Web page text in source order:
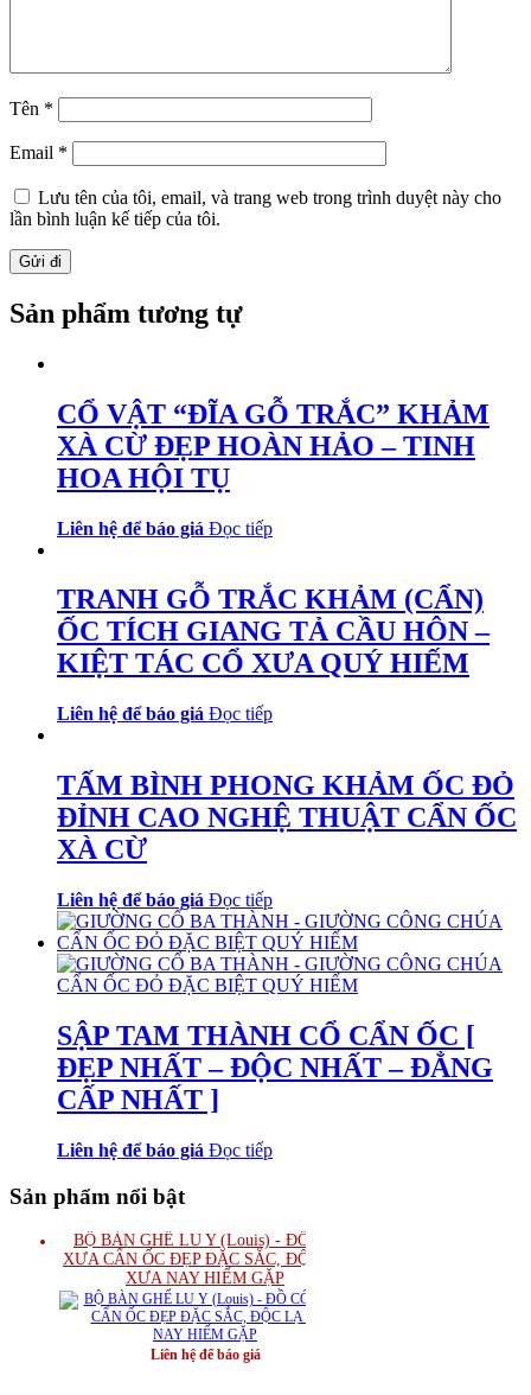
Tên *
Email *
Lưu tên của tôi, email, và trang web trong trình duyệt này cho
lần bình luận kế tiếp của tôi.
Sản phẩm tương tự
CỔ VẬT “ĐĨA GỖ TRẮC” KHẢM
XÀ CỪ ĐẸP HOÀN HẢO – TINH
HOA HỘI TỤ
Liên hệ để báo giá Đọc tiếp
TRANH GỖ TRẮC KHẢM (CẨN)
ỐC TÍCH GIANG TẢ CẦU HÔN –
KIỆT TÁC CỔ XƯA QUÝ HIẾM
Liên hệ để báo giá Đọc tiếp
TẤM BÌNH PHONG KHẢM ỐC ĐỎ
ĐỈNH CAO NGHỆ THUẬT CẨN ỐC
XÀ CỪ
Liên hệ để báo giá Đọc tiếp
SẬP TAM THÀNH CỔ CẨN ỐC [
ĐẸP NHẤT – ĐỘC NHẤT – ĐẲNG
CẤP NHẤT ]
Liên hệ để báo giá Đọc tiếp
Sản phẩm nổi bật
BỘ BÀN GHẾ LU Y (Louis) - ĐỒ CỔ
XƯA CẨN ỐC ĐẸP ĐẶC SẮC, ĐỘC LẠ
XƯA NAY HIẾM GẶP
Liên hệ để báo giá